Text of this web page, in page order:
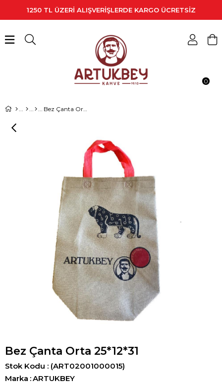
1250 TL ÜZERİ ALIŞVERİŞLERDE KARGO ÜCRETSİZ
0
Bez Çanta Orta 25*12*31
Bez Çanta Orta 25*12*31
Stok Kodu
(ART02001000015)
Marka :ARTUKBEY